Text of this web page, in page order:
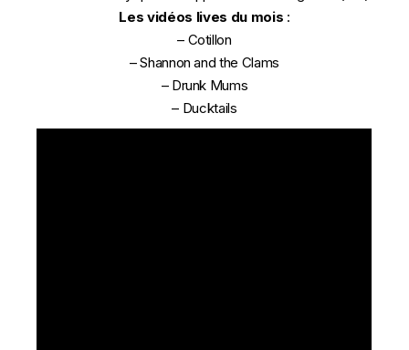
Les vidéos lives du mois :
– Cotillon
–Shannon and the Clams
– Drunk Mums
– Ducktails